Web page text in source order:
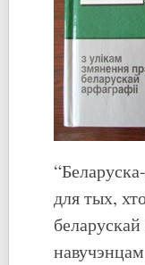
для тых,